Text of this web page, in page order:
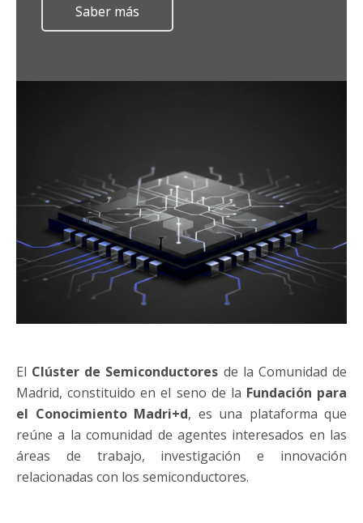
Saber más
El Clúster de Semiconductores de la Comunidad de
Madrid, constituido en el seno de la Fundación para
el Conocimiento Madri+d, es una plataforma que
reúne a la comunidad de agentes interesados en las
áreas de trabajo, investigación e innovación
relacionadas con los semiconductores.